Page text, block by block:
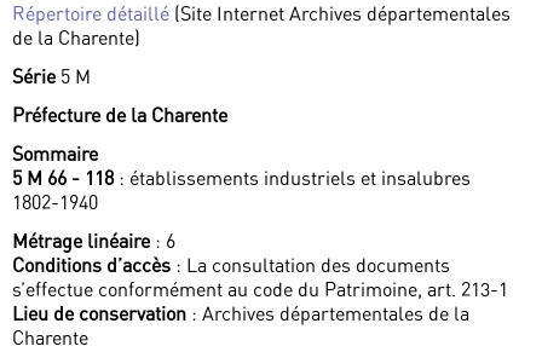
Répertoire détaillé (Site Internet Archives départementales
de la Charente)
Série 5 M
Préfecture de la Charente
Sommaire
5 M 66 - 118: établissements industriels et insalubres
1802-1940
Métrage linéaire: 6
Conditions d’accès : La consultation des documents
s’effectue conformément au code du Patrimoine, art. 213-1
Lieu de conservation : Archives départementales de la
Charente